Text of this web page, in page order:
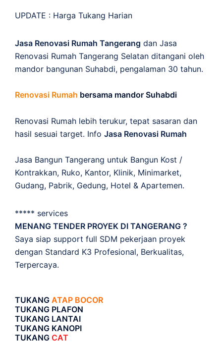
UPDATE : Harga Tukang Harian
Jasa Renovasi Rumah Tangerang dan Jasa
Renovasi Rumah Tangerang Selatan ditangani oleh
mandor bangunan Suhabdi, pengalaman 30 tahun.
Renovasi Rumah bersama mandor Suhabdi
Renovasi Rumah lebih terukur, tepat sasaran dan
hasil sesuai target. Info Jasa Renovasi Rumah
Jasa Bangun Tangerang untuk Bangun Kost /
Kontrakkan, Ruko, Kantor, Klinik, Minimarket,
Gudang, Pabrik, Gedung, Hotel & Apartemen.
***** services
MENANG TENDER PROYEK DI TANGERANG ?
Saya siap support full SDM pekerjaan proyek
dengan Standard K3 Profesional, Berkualitas,
Terpercaya.
TUKANG ATAP BOCOR
TUKANG PLAFON
TUKANG LANTAI
TUKANG KANOPI
TUKANG CAT